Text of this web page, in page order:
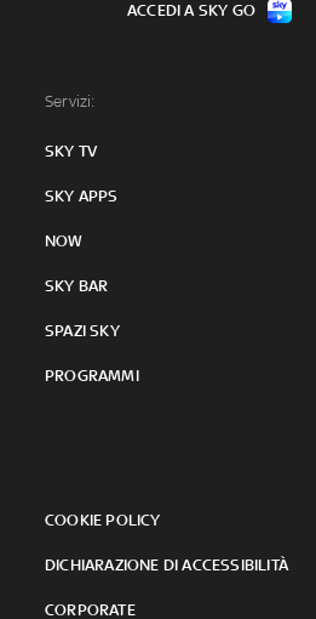
Servizi:
SKY TV
SKY APPS
NOW
SKY BAR
SPAZI SKY
PROGRAMMI
COOKIE POLICY
DICHIARAZIONE DI ACCESSIBILITÀ
CORPORATE
ACCEDI A SKY GO